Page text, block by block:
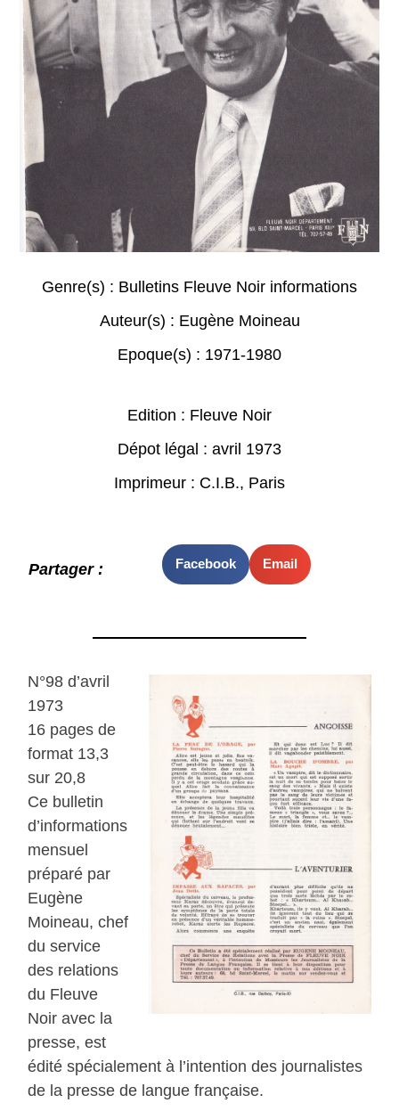
Genre(s) : Bulletins Fleuve Noir informations
Auteur(s) : Eugène Moineau
Epoque(s) : 1971-1980
Edition : Fleuve Noir
Dépot légal : avril 1973
Imprimeur : C.I.B., Paris
Partager : Facebook Email
N°98 d’avril
1973
16 pages de
format 13,3
sur 20,8
Ce bulletin
d’informations
mensuel
préparé par
Eugène
Moineau, chef
du service
des relations
du Fleuve
Noir avec la
presse, est
édité spécialement à l’intention des journalistes
de la presse de langue française.